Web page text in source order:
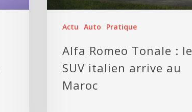
Actu Auto Pratique
Alfa Romeo Tonale : le
SUV italien arrive au
Maroc